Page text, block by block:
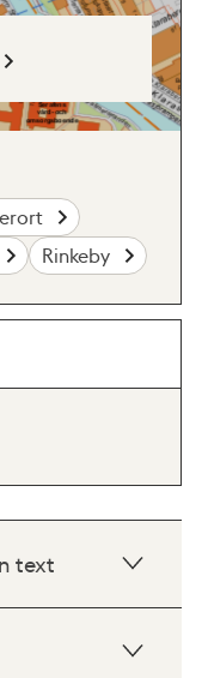
Rinkeby
text